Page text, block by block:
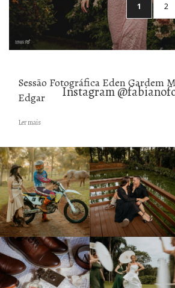
Ler mais
Sessão Fotográfica Eden Gardem
Edgar
Ler mais
1 2
Instagram